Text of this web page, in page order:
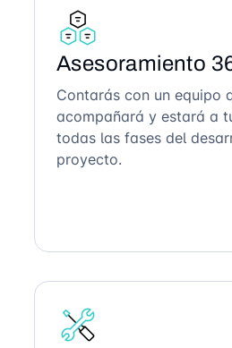
Asesoramiento
Contarás con un equipo
acompañará y estará a
todas las fases del
proyecto.